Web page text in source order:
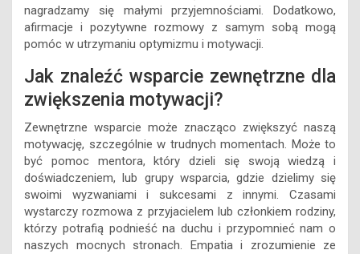
nagradzamy się małymi przyjemnościami. Dodatkowo,
afirmacje i pozytywne rozmowy z samym sobą mogą
pomóc w utrzymaniu optymizmu i motywacji.
Jak znaleźć wsparcie zewnętrzne dla
zwiększenia motywacji?
Zewnętrzne wsparcie może znacząco zwiększyć naszą
motywację, szczególnie w trudnych momentach. Może to
być pomoc mentora, który dzieli się swoją wiedzą i
doświadczeniem, lub grupy wsparcia, gdzie dzielimy się
swoimi wyzwaniami i sukcesami z innymi. Czasami
wystarczy rozmowa z przyjacielem lub członkiem rodziny,
którzy potrafią podnieść na duchu i przypomnieć nam o
naszych mocnych stronach. Empatia i zrozumienie ze